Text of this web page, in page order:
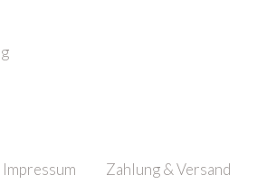
Impressum Zahlung & Versand